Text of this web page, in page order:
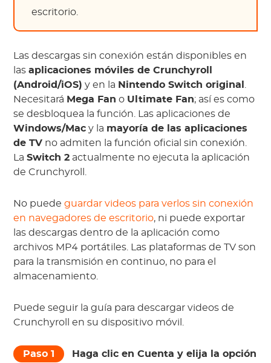
escritorio.
Las descargas sin conexión están disponibles en
lasaplicaciones móviles de Crunchyroll
(Android/iOS) y en la Nintendo Switch original
Necesitará Mega Fan o Ultimate Fan; así es como
se desbloquea la función. Las aplicaciones de
Windows/Mac y la mayoría de las aplicaciones
de TV no admiten la función oficial sin conexión.
LaSwitch 2 actualmente no ejecuta la aplicación
de Crunchyroll.
No puedeguardar videos para verlos sin conexión
en navegadores de escritorio, ni puede exportar
las descargas dentro de la aplicación como
archivos MP4 portátiles. Las plataformas de TV son
para la transmisión en continuo, no para el
almacenamiento.
Puede seguir la guía para descargar videos de
Crunchyroll en su dispositivo móvil.
Paso 1
Haga clic en Cuenta y elija la opción